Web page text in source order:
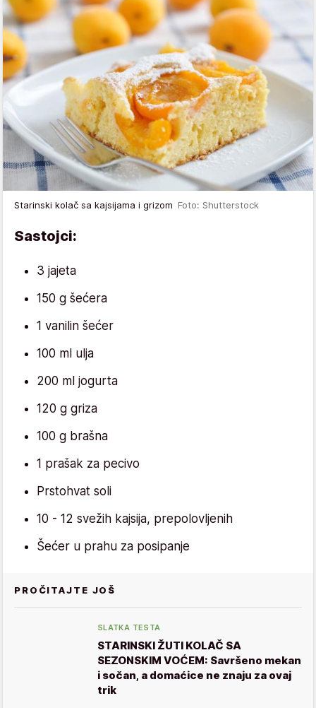
Starinski kolač sa kajsijama i grizom Foto: Shutterstock
Sastojci:
3 jajeta
150 g šećera
1 vanilin šećer
100 ml ulja
200 ml jogurta
120 g griza
100 g brašna
1 prašak za pecivo
Prstohvat soli
10 - 12 svežih kajsija, prepolovljenih
Šećer u prahu za posipanje
PROČITAJTE JOŠ
SLATKA TESTA
STARINSKI ŽUTI KOLAČ SA
SEZONSKIM VOĆEM: Savršeno mekan
i sočan, a domaćice ne znaju za ovaj
trik